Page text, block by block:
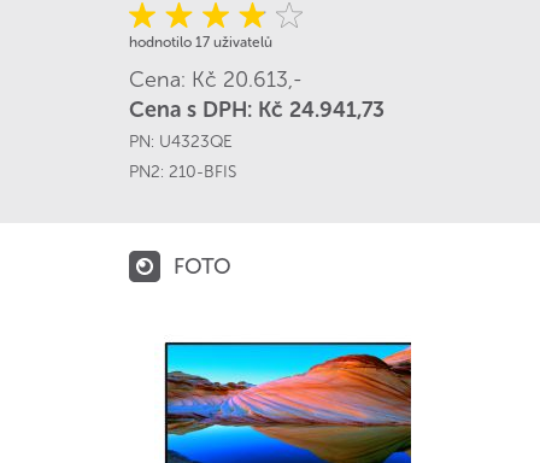
hodnotilo 17 uživatelů
Cena: Kč 20.613,-
Cena s DPH: Kč 24.941,73
PN: U4323QE
PN2: 210-BFIS
FOTO